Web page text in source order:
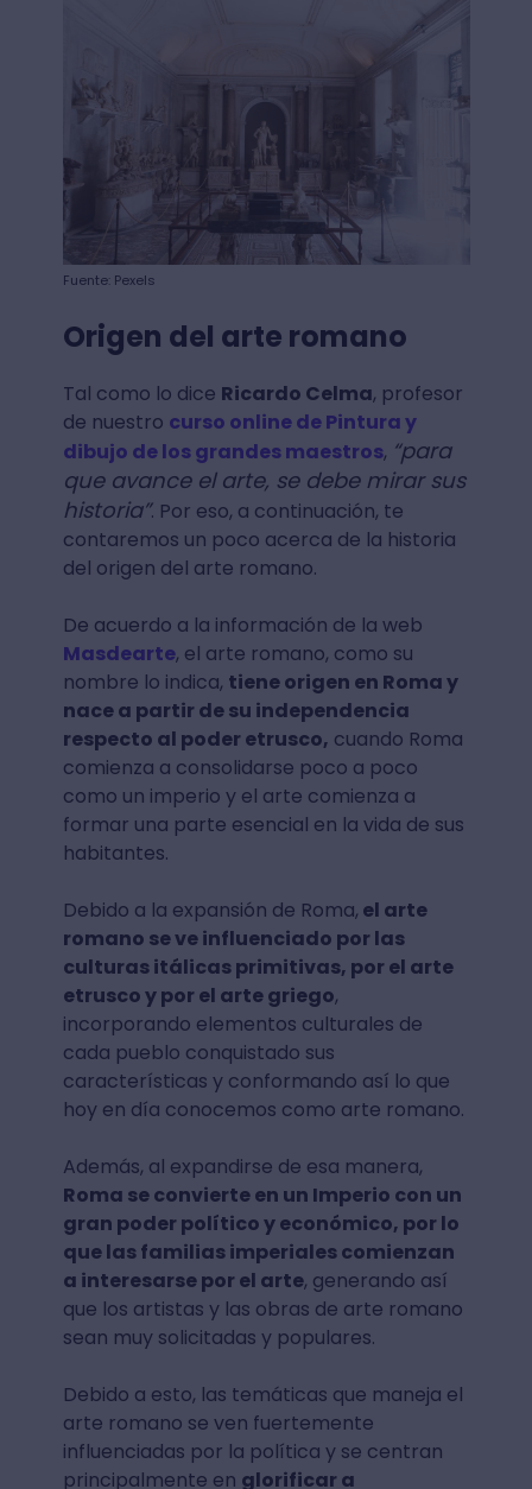
Fuente: Pexels
Origen del arte romano
Tal como lo dice Ricardo Celma, profesor
de nuestro curso online de Pintura y
dibujo de los grandes maestros, “para
que avance el arte, se debe mirar sus
historia”. Por eso, a continuación, te
contaremos un poco acerca de la historia
del origen del arte romano.
De acuerdo a la información de la web
Masdearte, el arte romano, como su
nombre lo indica, tiene origen en Roma y
nace a partir de su independencia
respecto al poder etrusco, cuando Roma
comienza a consolidarse poco a poco
como un imperio y el arte comienza a
formar una parte esencial en la vida de sus
habitantes.
Debido a la expansión de Roma, el arte
romano se ve influenciado por las
culturas itálicas primitivas, por el arte
etrusco y por el arte griego,
incorporando elementos culturales de
cada pueblo conquistado sus
características y conformando así lo que
hoy en día conocemos como arte romano.
Además, al expandirse de esa manera,
Roma se convierte en un Imperio con un
gran poder político y económico, por lo
que las familias imperiales comienzan
a interesarse por el arte, generando así
que los artistas y las obras de arte romano
sean muy solicitadas y populares.
Debido a esto, las temáticas que maneja el
arte romano se ven fuertemente
influenciadas por la política y se centran
principalmente en glorificar a